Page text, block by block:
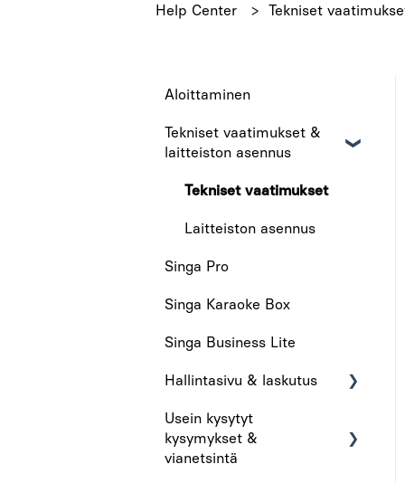
Help Center Tekniset
Aloittaminen
Tekniset vaatimukset &
laitteiston asennus
Tekniset vaatimukset
Laitteiston asennus
Singa Pro
Singa Karaoke Box
Singa Business Lite
Hallintasivu & laskutus
Hallintasivu
Laskutus
Usein kysytyt
kysymykset &
vianetsintä